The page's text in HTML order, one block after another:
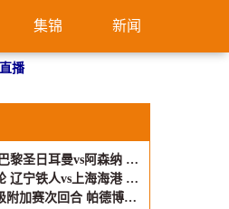
集锦 新闻
播
05月31日 欧冠决赛 巴黎圣日耳曼vs阿森纳 全场录像
05月30日 中超第15轮 辽宁铁人vs上海海港 全场录像
05月26日 德甲升降级附加赛次回合 帕德博恩vs沃尔夫斯堡 全场录像